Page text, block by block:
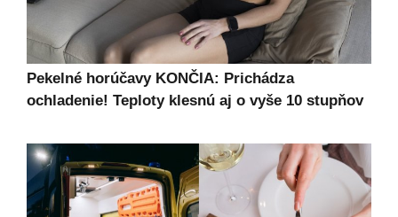
Pekelné horúčavy KONČIA: Prichádza
ochladenie! Teploty klesnú aj o vyše 10 stupňov